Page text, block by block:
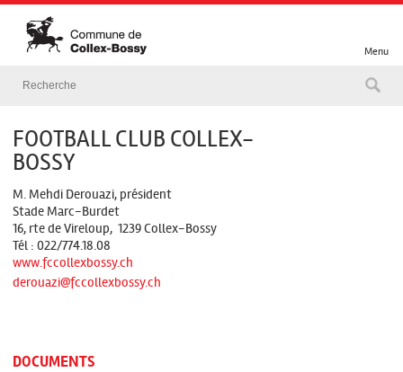
Menu
FOOTBALL CLUB COLLEX-
BOSSY
M. Mehdi Derouazi, président
Stade Marc-Burdet
16, rte de Vireloup, 1239 Collex-Bossy
Tél : 022/774.18.08
www.fccollexbossy.ch
derouazi@fccollexbossy.ch
DOCUMENTS